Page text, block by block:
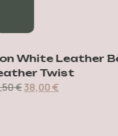
White Leather
Twist
€38,00€